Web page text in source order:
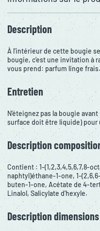
Description
À l'intérieur de cette bougie
bougie, c’est une invitation à
vous prend: parfum linge
Entretien
N'éteignez pas la bougie
surface doit être liquide)
Description
Contient : 1-(1,2,3,4,5,6,7,8-
naphtyl)éthane-1-one, 1-
buten-1-one, Acétate de 4-
Linalol, Salicylate d'hexyle.
Description dimensions